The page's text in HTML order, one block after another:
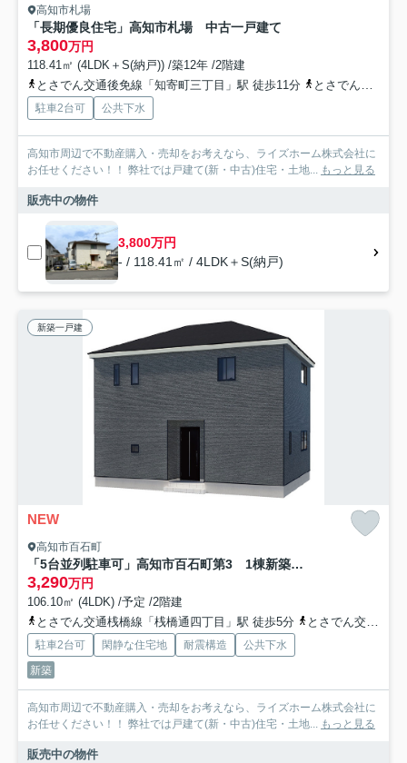
高知市札場
「長期優良住宅」高知市札場 中古一戸建て
3,800万円
118.41㎡ (4LDK＋S(納戸)) /築12年 /2階建
とさでん交通後免線「知寄町三丁目」駅 徒歩11分
とさでん交通「南御座」バス停下車 徒歩8分
駐車2台可 公共下水
高知市周辺で不動産購入・売却をお考えなら、ライズホーム株式会社に
お任せください！！ 弊社では戸建て(新・中古)住宅・土地... もっと見る
販売中の物件
3,800万円
- / 118.41㎡ / 4LDK＋S(納戸)
新築一戸建
NEW
高知市百石町
「5台並列駐車可」高知市百石町第3 1棟新築一戸建て
3,290万円
106.10㎡ (4LDK) /予定 /2階建
とさでん交通桟橋線「桟橋通四丁目」駅 徒歩5分
とさでん交通「南の丸町」バス停下車 徒歩1分
駐車2台可 閑静な住宅地 耐震構造
公共下水
新築
高知市周辺で不動産購入・売却をお考えなら、ライズホーム株式会社に
お任せください！！ 弊社では戸建て(新・中古)住宅・土地... もっと見る
販売中の物件